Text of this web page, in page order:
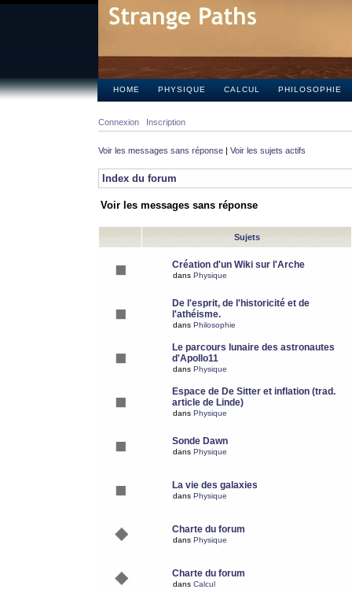
HOME PHYSIQUE CALCUL PHILOSOPHIE
Connexion Inscription
Voir les messages sans réponse | Voir les sujets actifs
Index du forum
Voir les messages sans réponse
Sujets
Création d'un Wiki sur l'Arche
dans Physique
De l'esprit, de l'historicité et de
l'athéisme.
dans Philosophie
Le parcours lunaire des astronautes
d'Apollo11
dans Physique
Espace de De Sitter et inflation (trad.
article de Linde)
dans Physique
Sonde Dawn
dans Physique
La vie des galaxies
dans Physique
Charte du forum
dans Physique
Charte du forum
dans Calcul